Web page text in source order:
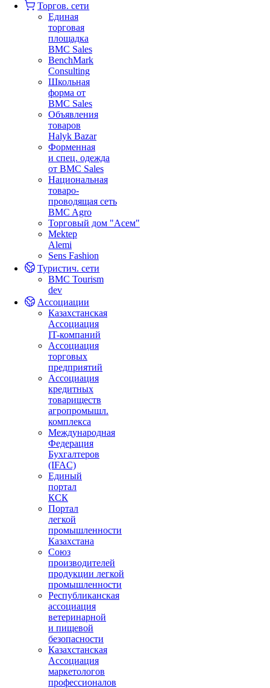
Торгов. сети
Единая
торговая
площадка
BMC Sales
BenchMark
Consulting
Школьная
форма от
BMC Sales
Объявления
товаров
Halyk Bazar
Форменная
и спец. одежда
от BMC Sales
Национальная
товаро-
проводящая сеть
BMC Agro
Торговый дом "Асем"
Mektep
Alemi
Sens Fashion
Туристич. сети
BMC Tourism
dev
Ассоциации
Казахстанская
Ассоциация
IT-компаний
Ассоциация
торговых
предприятий
Ассоциация
кредитных
товариществ
агропромышл.
комплекса
Международная
Федерация
Бухгалтеров
(IFAC)
Единый
портал
КСК
Портал
легкой
промышленности
Казахстана
Союз
производителей
продукции легкой
промышленности
Республиканская
ассоциация
ветеринарной
и пищевой
безопасности
Казахстанская
Ассоциация
маркетологов
профессионалов